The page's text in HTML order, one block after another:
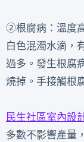
②根腐病：溫度
白色混濁水滴，
過多。發生根腐
燒掉。手接觸根
民生社區室內設
多數不影響產量